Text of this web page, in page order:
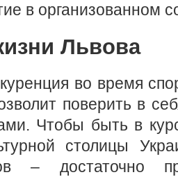
в организованном
Львова
во время
поверить в
Чтобы быть в
столицы
– достаточно